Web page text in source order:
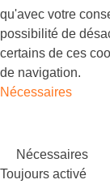
qu'avec votre
possibilité de
certains de ces
de navigation.
Nécessaires
Nécessaires
Toujours activé